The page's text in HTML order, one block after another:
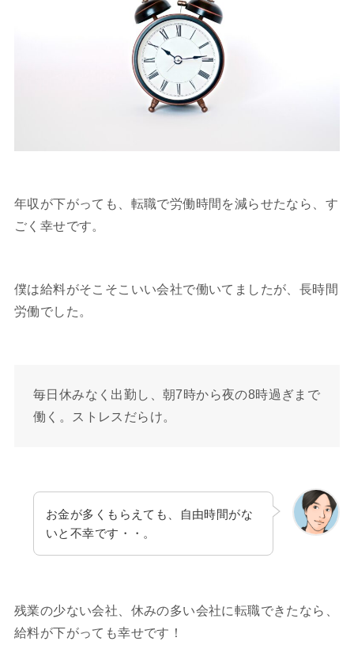
年収が下がっても、転職で労働時間を減らせたなら、す
ごく幸せです。
僕は給料がそこそこいい会社で働いてましたが、長時間
労働でした。
毎日休みなく出勤し、朝7時から夜の8時過ぎまで
働く。ストレスだらけ。
お金が多くもらえても、自由時間がな
いと不幸です・・。
残業の少ない会社、休みの多い会社に転職できたなら、
給料が下がっても幸せです！